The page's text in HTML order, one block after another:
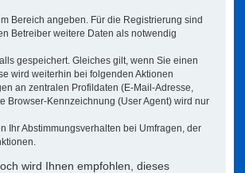
Bereich angeben. Für die Registrierung sind
Betreiber weitere Daten als notwendig
gespeichert. Gleiches gilt, wenn Sie einen
wird weiterhin bei folgenden Aktionen
an zentralen Profildaten (E-Mail-Adresse,
Browser-Kennzeichnung (User Agent) wird nur
Ihr Abstimmungsverhalten bei Umfragen, der
wird Ihnen empfohlen, dieses